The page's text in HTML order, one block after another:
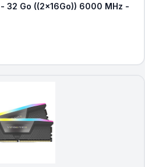
32 Go ((2x16Go)) 6000 MHz -